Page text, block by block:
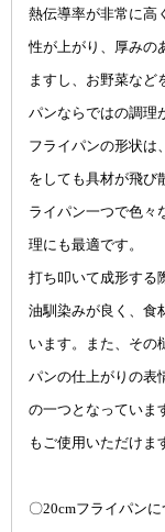
熱伝導率が非常に高
性が上がり、厚みの
ますし、お野菜など
パンならではの調理
フライパンの形状は
をしても具材が飛び
ライパン一つで色々
理にも最適です。
打ち叩いて成形する
油馴染みが良く、食
います。また、その
パンの仕上がりの表
の一つとなっていま
もご使用いただけま
〇20cmフライパンに